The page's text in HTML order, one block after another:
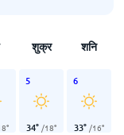
शुक्र शनि
°
5
34° /18°
6
33° /16°